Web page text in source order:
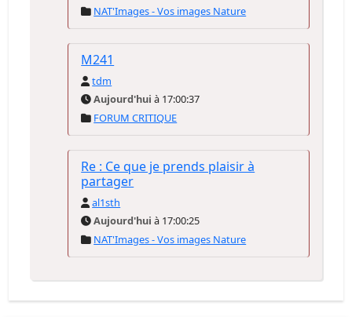
NAT'Images - Vos images Nature
M241
tdm
Aujourd'hui à 17:00:37
FORUM CRITIQUE
Re : Ce que je prends plaisir à
partager
al1sth
Aujourd'hui à 17:00:25
NAT'Images - Vos images Nature